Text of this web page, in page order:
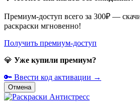
Премиум-доступ всего за 300₽ —
раскраски мгновенно!
Получить премиум-доступ
💎 Уже купили премиум?
🔑 Ввести код активации →
Отмена